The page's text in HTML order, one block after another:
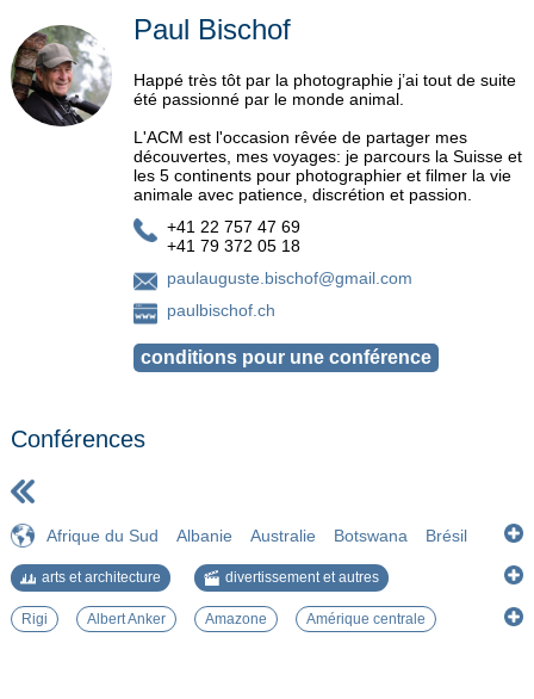
Paul Bischof
Happé très tôt par la photographie j’ai tout de suite
été passionné par le monde animal.
L'ACM est l'occasion rêvée de partager mes
découvertes, mes voyages: je parcours la Suisse et
les 5 continents pour photographier et filmer la vie
animale avec patience, discrétion et passion.
+41 22 757 47 69
+41 79 372 05 18
paulauguste.bischof@gmail.com
paulbischof.ch
Conférences
Afrique du Sud Albanie Australie Botswana
Brésil
Bulgarie
Costa Rica Equateur Estonie
Etats-Unis
Islande
Lettonie Lituanie Myanmar Namibie
Royaume-Uni
Suisse Tanzanie Viet Nam Zimbabwe
arts et architecture
divertissement et autres
histoire et géographie
nature et environnement
société et civilisations
Rigi Albert Anker Amazone
Amérique centrale